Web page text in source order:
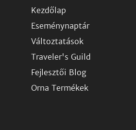
Kezdőlap
Eseménynaptár
Változtatások
Traveler's Guild
Fejlesztői Blog
Orna Termékek